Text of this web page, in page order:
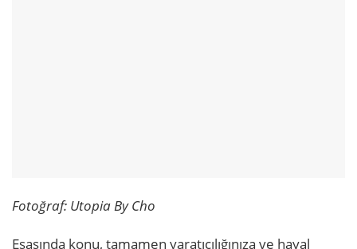
Fotoğraf: Utopia By Cho
Esasında konu, tamamen yaratıcılığınıza ve hayal